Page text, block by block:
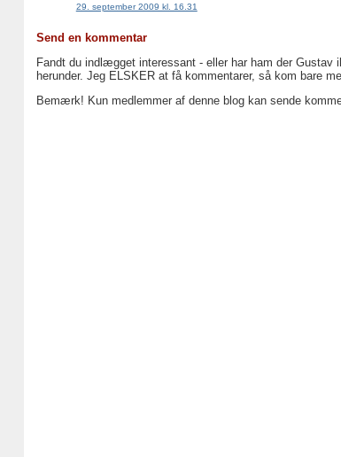
29. september 2009 kl. 16.31
Send en kommentar
Fandt du indlægget interessant - eller har ham der Gustav
herunder. Jeg ELSKER at få kommentarer, så kom bare
Bemærk! Kun medlemmer af denne blog kan sende